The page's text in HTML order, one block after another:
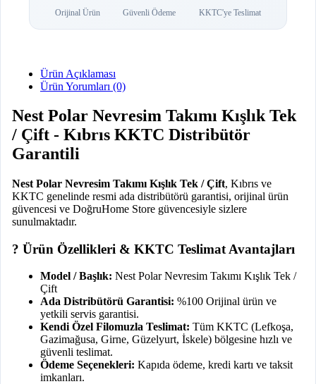
Orijinal Ürün Güvenli Ödeme KKTC'ye Teslimat
Ürün Açıklaması
Ürün Yorumları (0)
Nest Polar Nevresim Takımı Kışlık Tek
/ Çift - Kıbrıs KKTC Distribütör
Garantili
Nest Polar Nevresim Takımı Kışlık Tek / Çift, Kıbrıs ve
KKTC genelinde resmi ada distribütörü garantisi, orijinal ürün
güvencesi ve DoğruHome Store güvencesiyle sizlere
sunulmaktadır.
? Ürün Özellikleri & KKTC Teslimat Avantajları
Model / Başlık: Nest Polar Nevresim Takımı Kışlık Tek /
Çift
Ada Distribütörü Garantisi: %100 Orijinal ürün ve
yetkili servis garantisi.
Kendi Özel Filomuzla Teslimat: Tüm KKTC (Lefkoşa,
Gazimağusa, Girne, Güzelyurt, İskele) bölgesine hızlı ve
güvenli teslimat.
Ödeme Seçenekleri: Kapıda ödeme, kredi kartı ve taksit
imkanları.